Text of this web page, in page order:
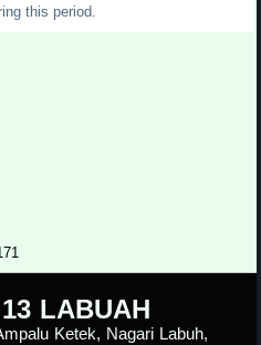
this period.
LABUAH
Ketek, Nagari Labuh,